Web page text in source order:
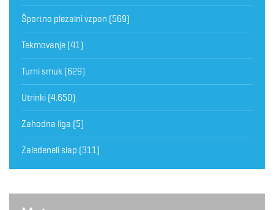
Športno plezalni vzpon (569)
Tekmovanje (41)
Turni smuk (629)
Utrinki (4.650)
Zahodna liga (5)
Zaledeneli slap (311)